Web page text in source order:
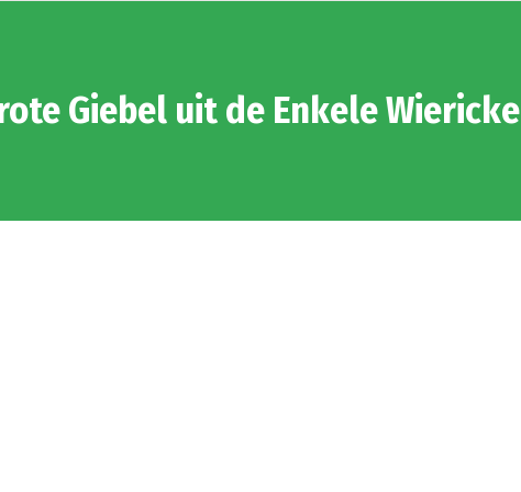
Giebel uit de Enkele Wiericke